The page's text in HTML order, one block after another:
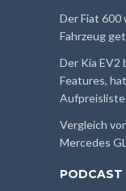
Der Fiat 600
Fahrzeug
Der Kia EV2
Features,
Vergleich
Mercedes
PODCAST